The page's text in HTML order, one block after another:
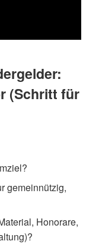
(Schritt für
gemeinnützig,
Honorare,